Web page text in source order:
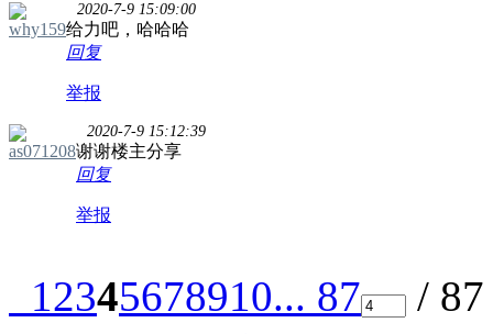
why159
2020-7-9 15:09:00
给力吧，哈哈哈
回复
举报
as071208
2020-7-9 15:12:39
谢谢楼主分享
回复
举报
12345678910... 87
/